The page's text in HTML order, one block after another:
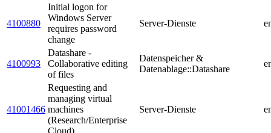
4100880
Initial logon for
Windows Server
requires password
change
Server-Dienste
4100993
Datashare -
Collaborative editing
of files
Datenspeicher &
Datenablage::Datashare
41001466
Requesting and
managing virtual
machines
(Research/Enterprise
Server-Dienste